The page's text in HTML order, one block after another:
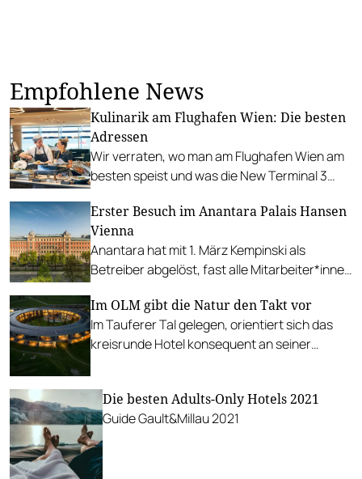
Empfohlene News
Kulinarik am Flughafen Wien: Die besten
Adressen
Wir verraten, wo man am Flughafen Wien am
besten speist und was die New Terminal 3
Erster Besuch im Anantara Palais Hansen
Vienna
Anantara hat mit 1. März Kempinski als
Betreiber abgelöst, fast alle Mitarbeiter*innen
das Team des Restaurants.
Im OLM gibt die Natur den Takt vor
Im Tauferer Tal gelegen, orientiert sich das
kreisrunde Hotel konsequent an seiner
Gault&Millau war vor Ort.
Die besten Adults-Only Hotels 2021
Guide Gault&Millau 2021